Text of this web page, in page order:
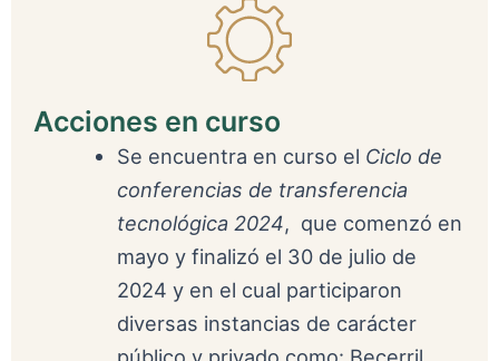
Acciones en curso
Se encuentra en curso el Ciclo de
conferencias de transferencia
tecnológica 2024, que comenzó en
mayo y finalizó el 30 de julio de
2024 y en el cual participaron
diversas instancias de carácter